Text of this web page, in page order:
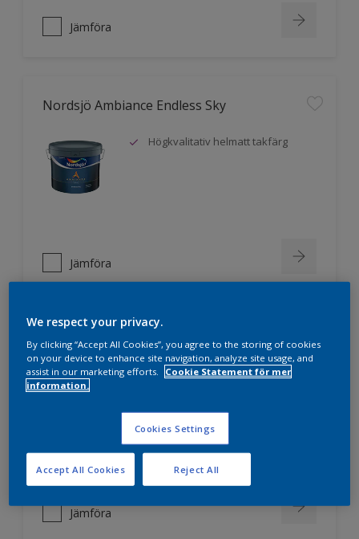
Jämföra
Nordsjö Ambiance Endless Sky
Högkvalitativ helmatt takfärg
Jämföra
Nordsjö Professional 3
Extra hög täckförmåga
För puts, betong, lättbetong,
byggplattor av olika slag,
glasfiberväv mm.
Jämföra
We respect your privacy.
By clicking “Accept All Cookies”, you agree to the storing of cookies
on your device to enhance site navigation, analyze site usage, and
assist in our marketing efforts.
Cookie Statement för mer
information.
Cookies Settings
Reject All
Accept All Cookies